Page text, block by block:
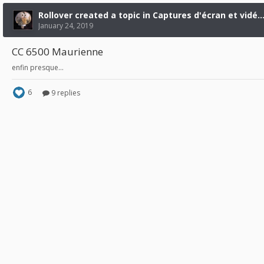
Rollover created a topic in Captures d'écran et vidéos
January 24, 2019
CC 6500 Maurienne
enfin presque...
6 9 replies